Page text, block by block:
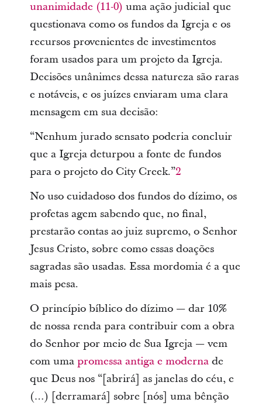
unanimidade (11-0) uma ação judicial que
questionava como os fundos da Igreja e os
recursos provenientes de investimentos
foram usados para um projeto da Igreja.
Decisões unânimes dessa natureza são raras
e notáveis, e os juízes enviaram uma clara
mensagem em sua decisão:
“Nenhum jurado sensato poderia concluir
que a Igreja deturpou a fonte de fundos
para o projeto do City Creek.”2
No uso cuidadoso dos fundos do dízimo, os
profetas agem sabendo que, no final,
prestarão contas ao juiz supremo, o Senhor
Jesus Cristo, sobre como essas doações
sagradas são usadas. Essa mordomia é a que
mais pesa.
O princípio bíblico do dízimo — dar 10%
de nossa renda para contribuir com a obra
do Senhor por meio de Sua Igreja — vem
com uma promessa antiga e modernade
que Deus nos “[abrirá] as janelas do céu, e
(…) [derramará] sobre [nós] uma bênção